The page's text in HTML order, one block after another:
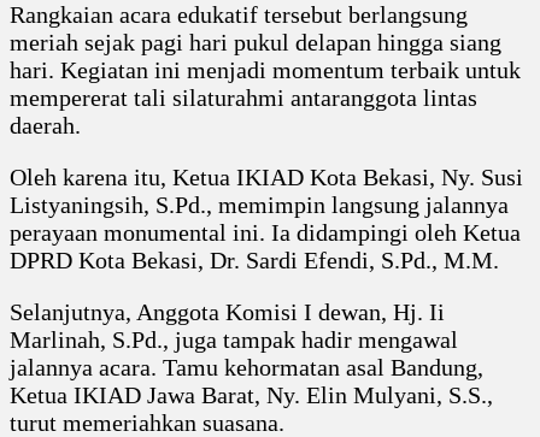
Rangkaian acara edukatif tersebut berlangsung
meriah sejak pagi hari pukul delapan hingga siang
hari. Kegiatan ini menjadi momentum terbaik untuk
mempererat tali silaturahmi antaranggota lintas
daerah.
Oleh karena itu, Ketua IKIAD Kota Bekasi, Ny. Susi
Listyaningsih, S.Pd., memimpin langsung jalannya
perayaan monumental ini. Ia didampingi oleh Ketua
DPRD Kota Bekasi, Dr. Sardi Efendi, S.Pd., M.M.
Selanjutnya, Anggota Komisi I dewan, Hj. Ii
Marlinah, S.Pd., juga tampak hadir mengawal
jalannya acara. Tamu kehormatan asal Bandung,
Ketua IKIAD Jawa Barat, Ny. Elin Mulyani, S.S.,
turut memeriahkan suasana.